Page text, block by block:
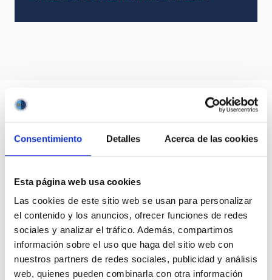
Consentimiento Detalles Acerca de las cookies
Esta página web usa cookies
Las cookies de este sitio web se usan para personalizar
el contenido y los anuncios, ofrecer funciones de redes
sociales y analizar el tráfico. Además, compartimos
información sobre el uso que haga del sitio web con
nuestros partners de redes sociales, publicidad y análisis
web, quienes pueden combinarla con otra información